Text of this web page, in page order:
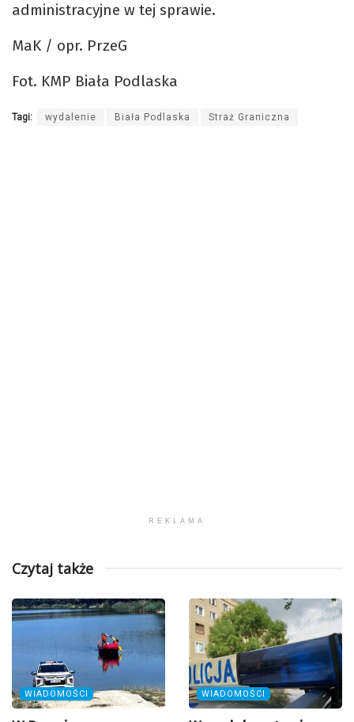
administracyjne w tej sprawie.
MaK / opr. PrzeG
Fot. KMP Biała Podlaska
Tagi: wydalenie Biała Podlaska Straż Graniczna
REKLAMA
Czytaj także
WIADOMOŚCI WIADOMOŚCI